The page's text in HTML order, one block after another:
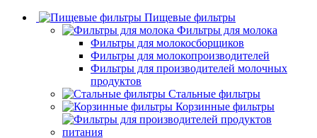
Пищевые фильтры
Фильтры для молока
Фильтры для молокосборщиков
Фильтры для молокопроизводителей
Фильтры для производителей молочных
продуктов
Стальные фильтры
Корзинные фильтры